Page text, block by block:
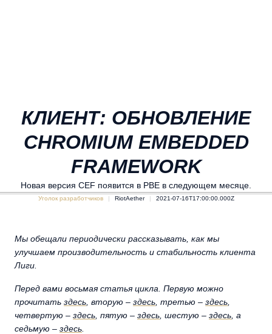
КЛИЕНТ: ОБНОВЛЕНИЕ
CHROMIUM EMBEDDED
FRAMEWORK
Новая версия CEF появится в PBE в следующем месяце.
Уголок разработчиков RiotAether 2021-07-16T17:00:00.000Z
Мы обещали периодически рассказывать, как мы
улучшаем производительность и стабильность клиента
Лиги.
Перед вами восьмая статья цикла. Первую можно
прочитать здесь , вторую – здесь , третью – здесь
четвертую – здесь , пятую – здесь , шестую – здесь , а
седьмую – здесь